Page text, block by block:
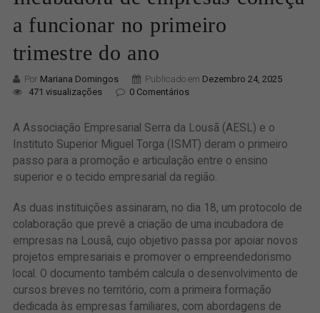
a funcionar no primeiro
trimestre do ano
Por Mariana Domingos Publicado em Dezembro 24, 2025
471 visualizações
0 Comentários
A Associação Empresarial Serra da Lousã (AESL) e o
Instituto Superior Miguel Torga (ISMT) deram o primeiro
passo para a promoção e articulação entre o ensino
superior e o tecido empresarial da região.
As duas instituições assinaram, no dia 18, um protocolo de
colaboração que prevê a criação de uma incubadora de
empresas na Lousã, cujo objetivo passa por apoiar novos
projetos empresariais e promover o empreendedorismo
local. O documento também calcula o desenvolvimento de
cursos breves no território, com a primeira formação
dedicada às empresas familiares, com abordagens de